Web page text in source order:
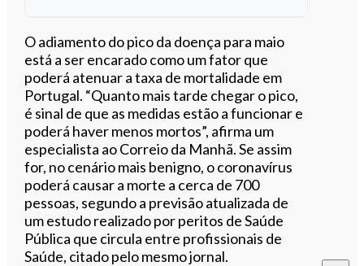
Ouvir este artigo
O adiamento do pico da doença para maio
está a ser encarado como um fator que
poderá atenuar a taxa de mortalidade em
Portugal. “Quanto mais tarde chegar o pico,
é sinal de que as medidas estão a funcionar e
poderá haver menos mortos”, afirma um
especialista ao Correio da Manhã. Se assim
for, no cenário mais benigno, o coronavírus
poderá causar a morte a cerca de 700
pessoas, segundo a previsão atualizada de
um estudo realizado por peritos de Saúde
Pública que circula entre profissionais de
Saúde, citado pelo mesmo jornal.